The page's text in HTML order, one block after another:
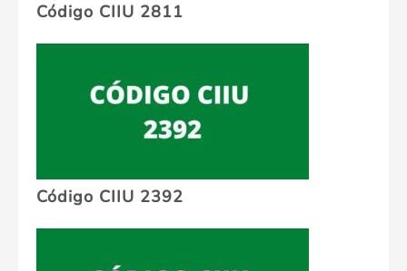
Código CIIU 2811
Código CIIU 2392